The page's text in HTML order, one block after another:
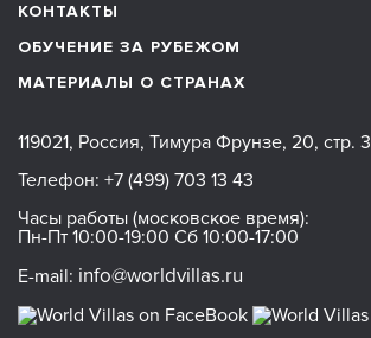
КОНТАКТЫ
ОБУЧЕНИЕ ЗА РУБЕЖОМ
МАТЕРИАЛЫ О СТРАНАХ
119021, Россия, Тимура Фрунзе, 20, стр. 3
Телефон: +7 (499) 703 13 43
Часы работы (московское время):
Пн-Пт 10:00-19:00 Сб 10:00-17:00
E-mail: info@worldvillas.ru